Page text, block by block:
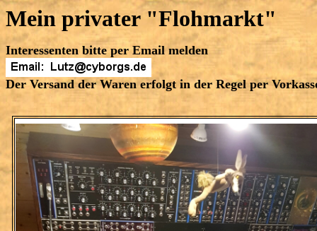
Mein privater "Flohmarkt"
Interessenten bitte per Email melden
Der Versand der Waren erfolgt in der Regel per